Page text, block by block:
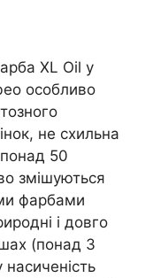
XL Oil у
особливо
не схильна
понад 50
змішуються
фарбами
і довго
(понад 3